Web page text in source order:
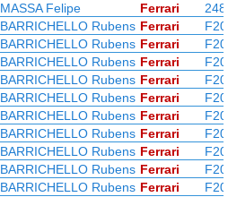
MASSA Felipe Ferrari
BARRICHELLO Rubens Ferrari
BARRICHELLO Rubens Ferrari
BARRICHELLO Rubens Ferrari
BARRICHELLO Rubens Ferrari
BARRICHELLO Rubens Ferrari
BARRICHELLO Rubens Ferrari
BARRICHELLO Rubens Ferrari
BARRICHELLO Rubens Ferrari
BARRICHELLO Rubens Ferrari
BARRICHELLO Rubens Ferrari